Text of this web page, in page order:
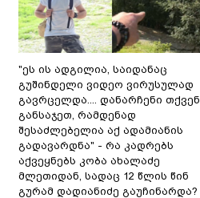
"ეს ის ადგილია, საიდანაც
გუშინდელი ვიდეო ვირუსულად
გავრცელდა.... დანარჩენი თქვენ
განსაჯეთ, რამდენად
შესაძლებელია აქ ადამიანის
გადავარდნა" - რა კადრებს
აქვეყნებს კობა ახალაძე
მლეთიდან, სადაც 12 წლის წინ
გურამ დადიანიძე გაუჩინარდა?